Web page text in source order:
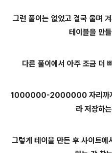
그런 풀이는 없었고 결국 울며
테이블을 만
다른 풀이에서 아주 조금 더
1000000-2000000 자리까
라 저장하
그렇게 테이블 만든 후 사이트